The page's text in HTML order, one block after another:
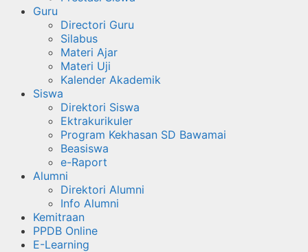
Guru
Directori Guru
Silabus
Materi Ajar
Materi Uji
Kalender Akademik
Siswa
Direktori Siswa
Ektrakurikuler
Program Kekhasan SD Bawamai
Beasiswa
e-Raport
Alumni
Direktori Alumni
Info Alumni
Kemitraan
PPDB Online
E-Learning